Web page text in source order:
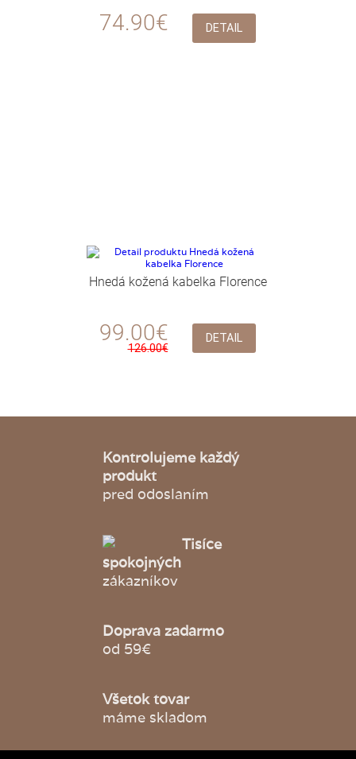
74.90€ DETAIL
Hnedá kožená kabelka Florence
99.00€
126.00€
DETAIL
Kontrolujeme každý
produkt
pred odoslaním
Tisíce
spokojných
zákazníkov
Doprava zadarmo
od 59€
Všetok tovar
máme skladom